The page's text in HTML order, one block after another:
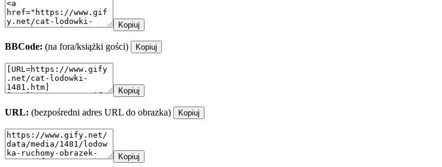
Kopiuj
BBCode: (na fora/książki gości) Kopiuj
Kopiuj
URL: (bezpośredni adres URL do obrazka) Kopiuj
Kopiuj